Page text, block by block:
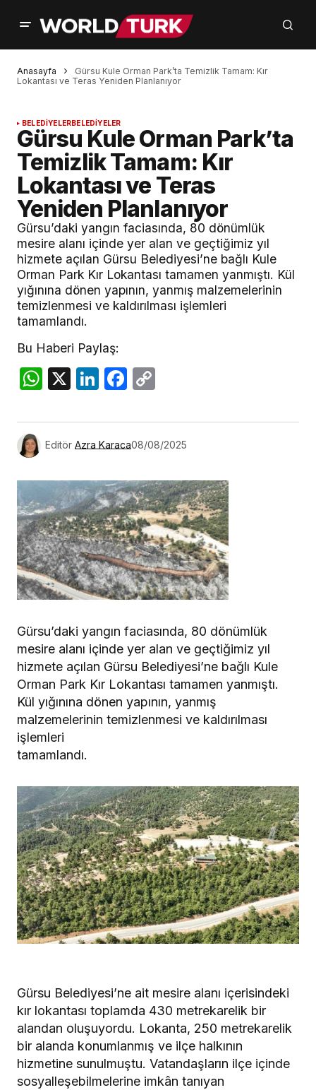
Anasayfa
Gürsu Kule Orman Park’ta Temizlik Tamam: Kır
Lokantası ve Teras Yeniden Planlanıyor
BELEDİYELERBELEDİYELER
Gürsu Kule Orman Park’ta
Temizlik Tamam: Kır
Lokantası ve Teras
Yeniden Planlanıyor
Gürsu’daki yangın faciasında, 80 dönümlük
mesire alanı içinde yer alan ve geçtiğimiz yıl
hizmete açılan Gürsu Belediyesi’ne bağlı Kule
Orman Park Kır Lokantası tamamen yanmıştı. Kül
yığınına dönen yapının, yanmış malzemelerinin
temizlenmesi ve kaldırılması işlemleri
tamamlandı.
Bu Haberi Paylaş:
WhatsApp
X LinkedIn
Facebook
Editör Azra Karaca08/08/2025
Gürsu’daki yangın faciasında, 80 dönümlük
mesire alanı içinde yer alan ve geçtiğimiz yıl
hizmete açılan Gürsu Belediyesi’ne bağlı Kule
Orman Park Kır Lokantası tamamen yanmıştı.
Kül yığınına dönen yapının, yanmış
malzemelerinin temizlenmesi ve kaldırılması
işlemleri
tamamlandı.
Gürsu Belediyesi’ne ait mesire alanı içerisindeki
kır lokantası toplamda 430 metrekarelik bir
alandan oluşuyordu. Lokanta, 250 metrekarelik
bir alanda konumlanmış ve ilçe halkının
hizmetine sunulmuştu. Vatandaşların ilçe içinde
sosyalleşebilmelerine imkân tanıyan